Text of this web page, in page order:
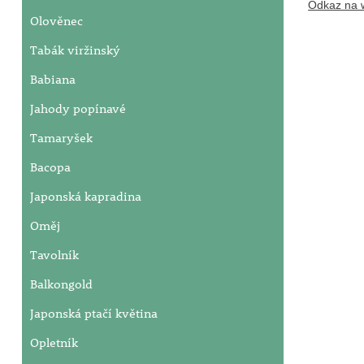
Olověnec
Tabák viržinský
Babiana
Jahody popínavé
Tamaryšek
Bacopa
Japonská kapradina
Oměj
Tavolník
Balkongold
Japonská ptačí květina
Opletník
Odkaz na